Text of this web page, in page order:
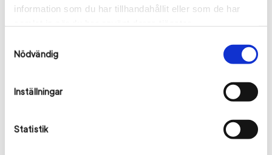
information som du har tillhandahållit eller som de har
Nödvändig
Inställningar
Statistik
anledning har flera rättigheter du bör känna till.
Du har rätt att kostnadsfritt begära ut ett
sparade om dig/ditt företag.
Du har rätt att få dina uppgifter korrigerade om de är
felaktiga, ofullständiga eller missvisande på något
personuppgifter tills dess att de blivit uppdaterade.